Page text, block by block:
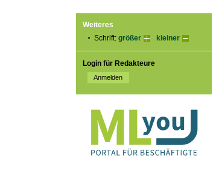
Weiteres
Schrift: größer kleiner
Login für Redakteure